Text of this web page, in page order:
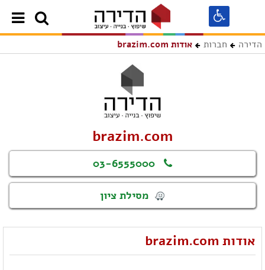
הדירה חברות אודות brazim.com
brazim.com
03-6555000
מסילת ציון
אודות brazim.com